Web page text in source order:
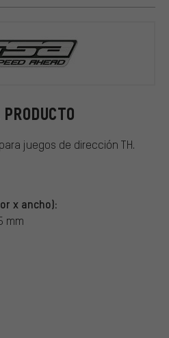
juegos de dirección TH.
x ancho):
mm